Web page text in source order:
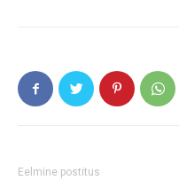
Eelmine postitus